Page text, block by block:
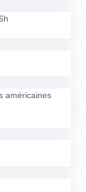
américaines